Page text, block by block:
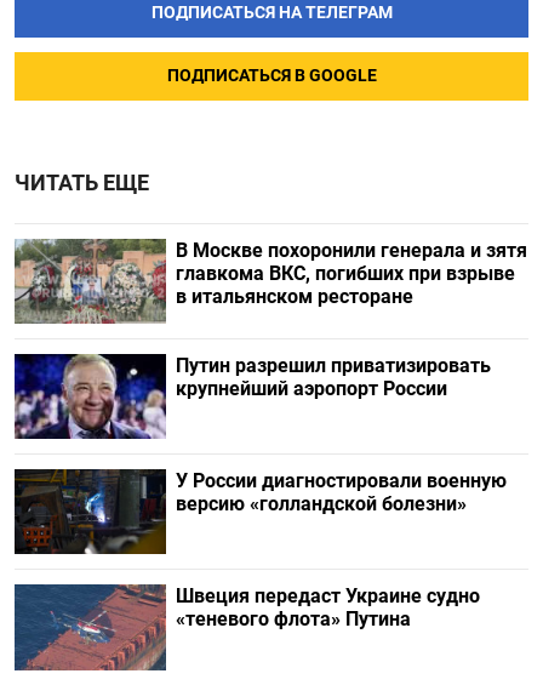
ПОДПИСАТЬСЯ НА ТЕЛЕГРАМ
ПОДПИСАТЬСЯ В GOOGLE
ЧИТАТЬ ЕЩЕ
В Москве похоронили генерала и зятя
главкома ВКС, погибших при взрыве
в итальянском ресторане
Путин разрешил приватизировать
крупнейший аэропорт России
У России диагностировали военную
версию «голландской болезни»
Швеция передаст Украине судно
«теневого флота» Путина